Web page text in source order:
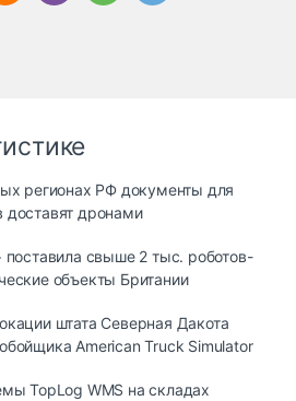
регионах РФ документы для
доставят дронами
поставила свыше 2 тыс. роботов-
объекты Британии
штата Северная Дакота
American Truck Simulator
TopLog WMS на складах